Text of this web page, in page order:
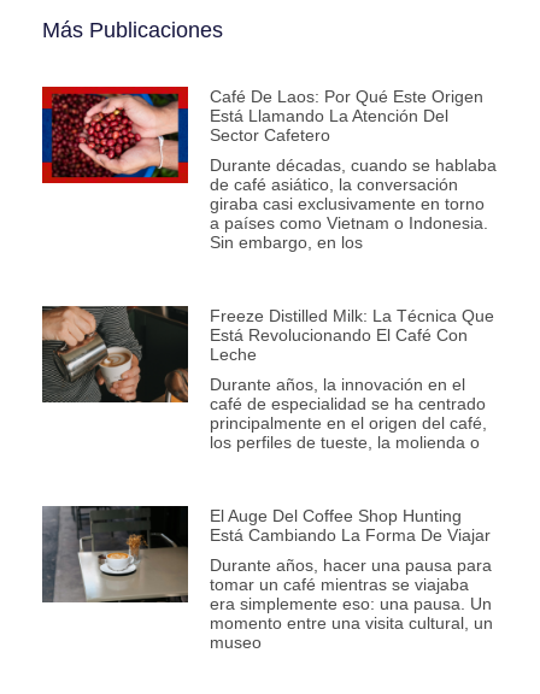
Más Publicaciones
Café De Laos: Por Qué Este Origen
Está Llamando La Atención Del
Sector Cafetero
Durante décadas, cuando se hablaba
de café asiático, la conversación
giraba casi exclusivamente en torno
a países como Vietnam o Indonesia.
Sin embargo, en los
Freeze Distilled Milk: La Técnica Que
Está Revolucionando El Café Con
Leche
Durante años, la innovación en el
café de especialidad se ha centrado
principalmente en el origen del café,
los perfiles de tueste, la molienda o
El Auge Del Coffee Shop Hunting
Está Cambiando La Forma De Viajar
Durante años, hacer una pausa para
tomar un café mientras se viajaba
era simplemente eso: una pausa. Un
momento entre una visita cultural, un
museo